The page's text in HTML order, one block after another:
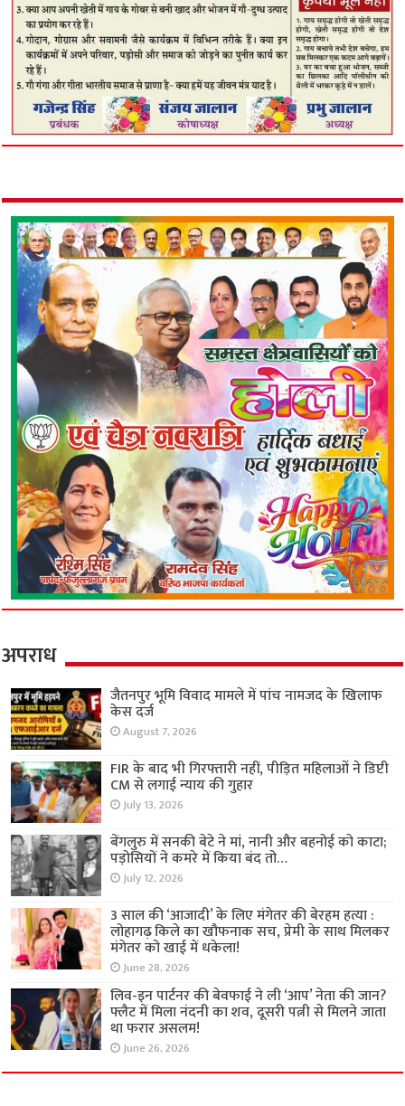
अपराध
जैतनपुर भूमि विवाद मामले में पांच नामजद के खिलाफ
केस दर्ज
August 7, 2026
FIR के बाद भी गिरफ्तारी नहीं, पीड़ित महिलाओं ने डिप्टी
CM से लगाई न्याय की गुहार
July 13, 2026
बेंगलुरु में सनकी बेटे ने मां, नानी और बहनोई को काटा;
पड़ोसियों ने कमरे में किया बंद तो…
July 12, 2026
3 साल की ‘आजादी’ के लिए मंगेतर की बेरहम हत्या :
लोहागढ़ किले का खौफनाक सच, प्रेमी के साथ मिलकर
मंगेतर को खाई में धकेला!
June 28, 2026
लिव-इन पार्टनर की बेवफाई ने ली ‘आप’ नेता की जान?
फ्लैट में मिला नंदनी का शव, दूसरी पत्नी से मिलने जाता
था फरार असलम!
June 26, 2026